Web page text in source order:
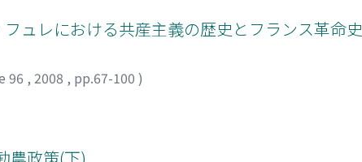
ュレにおける共産主義の歴史とフランス革命史
96 , 2008 , pp.67-100 )
農政策(下)